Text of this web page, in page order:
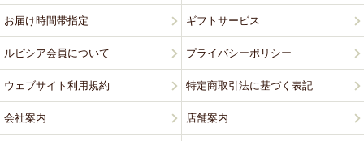
お届け時間帯指定 ギフトサービス
ルピシア会員について プライバシーポリシー
ウェブサイト利用規約 特定商取引法に基づく表記
会社案内 店舗案内